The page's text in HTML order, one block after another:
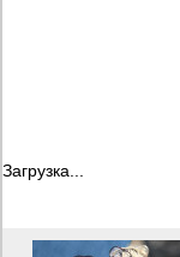
Загрузка...